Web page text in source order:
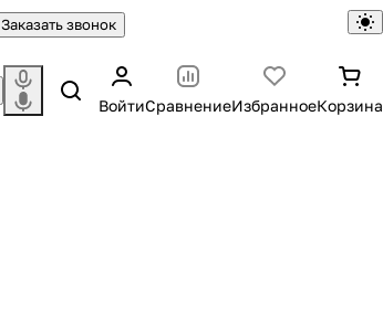
Заказать звонок
ВойтиСравнениеИзбранноеКорзина